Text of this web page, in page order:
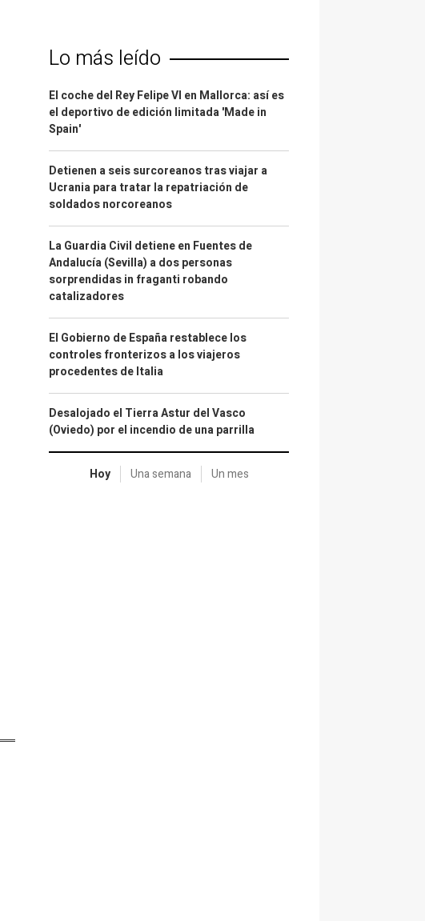
Lo más leído
El coche del Rey Felipe VI en Mallorca: así es
el deportivo de edición limitada 'Made in
Spain'
Detienen a seis surcoreanos tras viajar a
Ucrania para tratar la repatriación de
soldados norcoreanos
La Guardia Civil detiene en Fuentes de
Andalucía (Sevilla) a dos personas
sorprendidas in fraganti robando
catalizadores
El Gobierno de España restablece los
controles fronterizos a los viajeros
procedentes de Italia
Desalojado el Tierra Astur del Vasco
(Oviedo) por el incendio de una parrilla
Hoy Una semana Un mes